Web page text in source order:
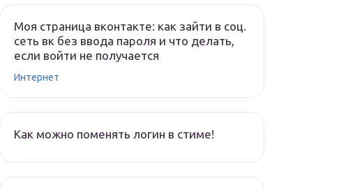
Моя страница вконтакте: как зайти в соц.
сеть вк без ввода пароля и что делать,
если войти не получается
Интернет
Как можно поменять логин в стиме!